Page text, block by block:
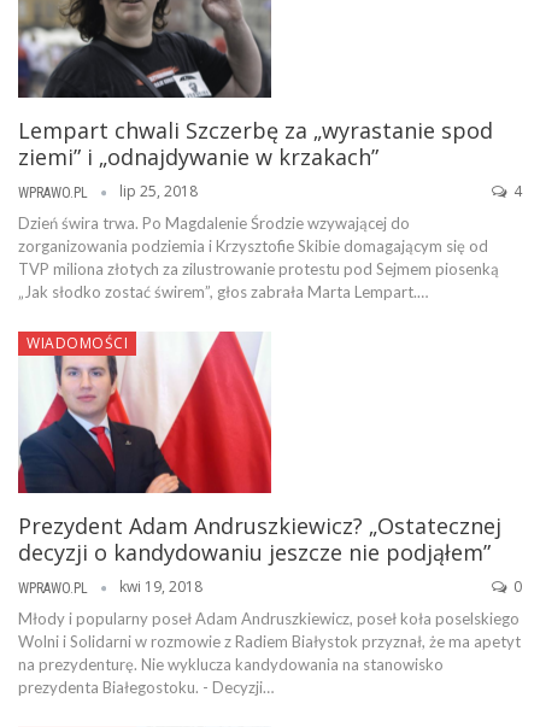
Lempart chwali Szczerbę za „wyrastanie spod
ziemi” i „odnajdywanie w krzakach”
WPRAWO.PL lip 25, 2018 4
Dzień świra trwa. Po Magdalenie Środzie wzywającej do
zorganizowania podziemia i Krzysztofie Skibie domagającym się od
TVP miliona złotych za zilustrowanie protestu pod Sejmem piosenką
„Jak słodko zostać świrem”, głos zabrała Marta Lempart.…
WIADOMOŚCI
Prezydent Adam Andruszkiewicz? „Ostatecznej
decyzji o kandydowaniu jeszcze nie podjąłem”
WPRAWO.PL kwi 19, 2018 0
Młody i popularny poseł Adam Andruszkiewicz, poseł koła poselskiego
Wolni i Solidarni w rozmowie z Radiem Białystok przyznał, że ma apetyt
na prezydenturę. Nie wyklucza kandydowania na stanowisko
prezydenta Białegostoku. - Decyzji…